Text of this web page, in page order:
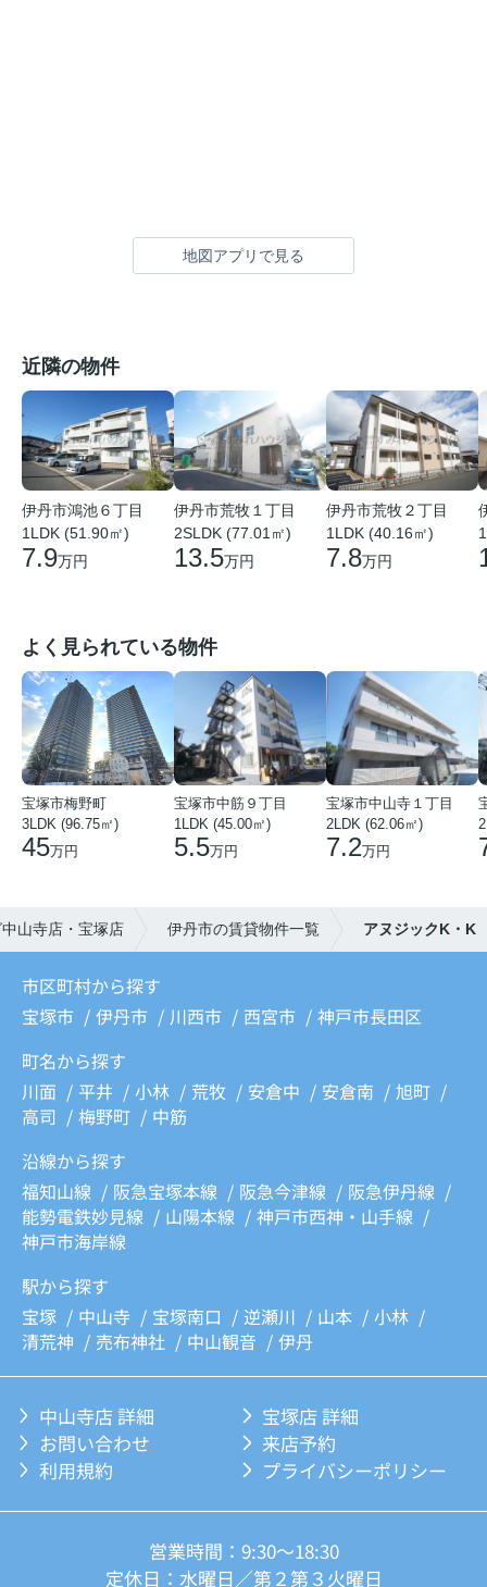
地図アプリで見る
近隣の物件
伊丹市鴻池６丁目
1LDK (51.90㎡)
7.9万円
伊丹市荒牧１丁目
2SLDK (77.01㎡)
13.5万円
伊丹市荒牧２丁目
1LDK (40.16㎡)
7.8万円
よく見られている物件
宝塚市梅野町
3LDK (96.75㎡)
45万円
宝塚市中筋９丁目
1LDK (45.00㎡)
5.5万円
宝塚市中山寺１丁目
2LDK (62.06㎡)
7.2万円
山寺店・宝塚店 伊丹市の賃貸物件一覧 アヌジックK・K
市区町村から探す
宝塚市
伊丹市 川西市 西宮市
神戸市長田区
町名から探す
川面
平井 小林 荒牧 安倉中 安倉南
旭町
高司
梅野町
中筋
沿線から探す
福知山線
阪急宝塚本線 阪急今津線
阪急伊丹線
能勢電鉄妙見線
山陽本線
神戸市西神・山手線
神戸市海岸線
駅から探す
宝塚
中山寺 宝塚南口 逆瀬川 山本
小林
清荒神
売布神社 中山観音 伊丹
中山寺店 詳細
宝塚店 詳細
お問い合わせ
来店予約
利用規約
プライバシーポリシー
営業時間：9:30～18:30
定休日：水曜日／第２第３火曜日